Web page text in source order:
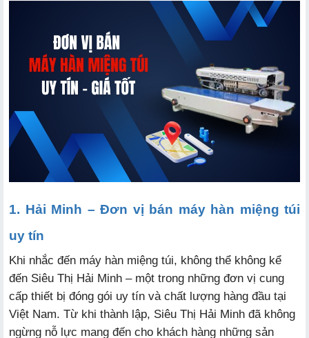
1. Hải Minh – Đơn vị bán máy hàn miệng túi
uy tín
Khi nhắc đến máy hàn miệng túi, không thể không kể
đến Siêu Thị Hải Minh – một trong những đơn vị cung
cấp thiết bị đóng gói uy tín và chất lượng hàng đầu tại
Việt Nam. Từ khi thành lập, Siêu Thị Hải Minh đã không
ngừng nỗ lực mang đến cho khách hàng những sản